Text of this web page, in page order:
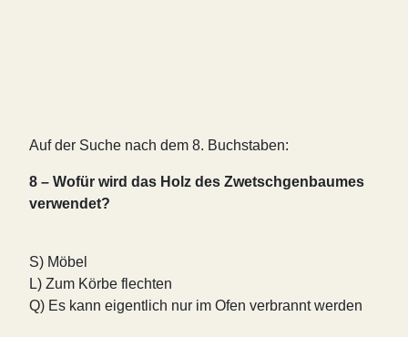
Auf der Suche nach dem 8. Buchstaben:
8 – Wofür wird das Holz des Zwetschgenbaumes
verwendet?
S) Möbel
L) Zum Körbe flechten
Q) Es kann eigentlich nur im Ofen verbrannt werden